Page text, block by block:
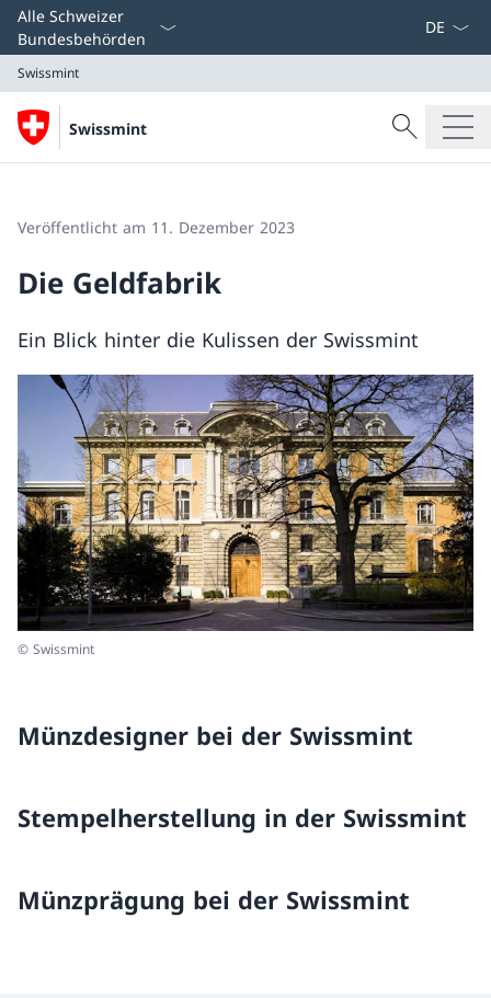
Alle Schweizer
Bundesbehörden
Swissmint
Swissmint
Suche
Suche
Veröffentlicht am 11. Dezember 2023
Die Geldfabrik
Ein Blick hinter die Kulissen der Swissmint
© Swissmint
Münzdesigner bei der Swissmint
Stempelherstellung in der Swissmint
Münzprägung bei der Swissmint